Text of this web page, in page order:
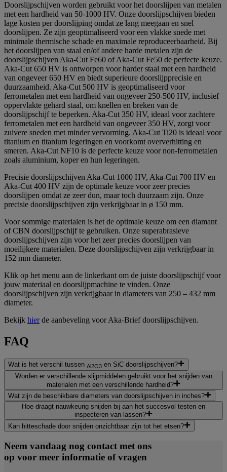
Doorslijpschijven worden gebruikt voor het doorslijpen van metalen
met een hardheid van 50-1000 HV. Onze doorslijpschijven bieden
lage kosten per doorslijping omdat ze lang meegaan en snel
doorslijpen. Ze zijn geoptimaliseerd voor een vlakke snede met
minimale thermische schade en maximale reproduceerbaarheid. Bij
het doorslijpen van staal en/of andere harde metalen zijn de
doorslijpschijven Aka-Cut Fe60 of Aka-Cut Fe50 de perfecte keuze.
Aka-Cut 650 HV is ontworpen voor harder staal met een hardheid
van ongeveer 650 HV en biedt superieure doorslijpprecisie en
duurzaamheid. Aka-Cut 500 HV is geoptimaliseerd voor
ferrometalen met een hardheid van ongeveer 250-500 HV, inclusief
oppervlakte gehard staal, om knellen en breken van de
doorslijpschijf te beperken. Aka-Cut 350 HV, ideaal voor zachtere
ferrometalen met een hardheid van ongeveer 350 HV, zorgt voor
zuivere sneden met minder vervorming. Aka-Cut Ti20 is ideaal voor
titanium en titanium legeringen en voorkomt oververhitting en
smeren. Aka-Cut NF10 is de perfecte keuze voor non-ferrometalen
zoals aluminium, koper en hun legeringen.
Precisie doorslijpschijven Aka-Cut 1000 HV, Aka-Cut 700 HV en
Aka-Cut 400 HV zijn de optimale keuze voor zeer precies
doorslijpen omdat ze zeer dun, maar toch duurzaam zijn. Onze
precisie doorslijpschijven zijn verkrijgbaar in ø 150 mm.
Voor sommige materialen is het de optimale keuze om een diamant
of CBN doorslijpschijf te gebruiken. Onze superabrasieve
doorslijpschijven zijn voor het zeer precies doorslijpen van
moeilijkere materialen. Deze doorslijpschijven zijn verkrijgbaar in
152 mm diameter.
Klik op het menu aan de linkerkant om de juiste doorslijpschijf voor
jouw materiaal en doorslijpmachine te vinden. Onze
doorslijpschijven zijn verkrijgbaar in diameters van 250 – 432 mm
diameter.
Bekijk hier de aanbeveling voor Aka-Brief doorslijpschijven.
FAQ
Wat is het verschil tussen Al2O3 en SiC doorslijpschijven?
Worden er verschillende slijpmiddelen gebruikt voor het snijden van
materialen met een verschillende hardheid?
Wat zijn de beschikbare diameters van doorslijpschijven in inches?
Hoe draagt nauwkeurig snijden bij aan het succesvol testen en
inspecteren van lassen?
Kan hitteschade door snijden onzichtbaar zijn tot het etsen?
Neem vandaag nog contact met ons
op voor meer informatie of vragen